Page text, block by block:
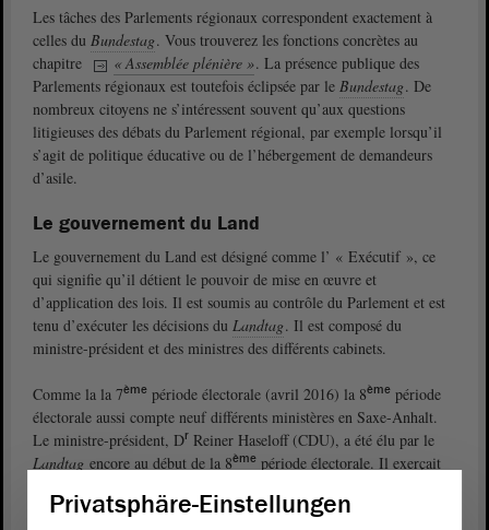
Les tâches des Parlements régionaux correspondent exactement à
celles du Bundestag. Vous trouverez les fonctions concrètes au
chapitre
« Assemblée plénière ». La présence publique des
Parlements régionaux est toutefois éclipsée par le Bundestag. De
nombreux citoyens ne s’intéressent souvent qu’aux questions
litigieuses des débats du Parlement régional, par exemple lorsqu’il
s’agit de politique éducative ou de l’hébergement de demandeurs
d’asile.
Le gouvernement du Land
Le gouvernement du Land est désigné comme l’ « Exécutif », ce
qui signifie qu’il détient le pouvoir de mise en œuvre et
d’application des lois. Il est soumis au contrôle du Parlement et est
tenu d’exécuter les décisions du Landtag. Il est composé du
ministre-président et des ministres des différents cabinets.
Comme la la 7ème période électorale (avril 2016) la 8ème période
électorale aussi compte neuf différents ministères en Saxe-Anhalt.
Le ministre-président, Dr Reiner Haseloff (CDU), a été élu par le
Landtag encore au début de la 8ème période électorale. Il exerçait
Privatsphäre-Einstellungen